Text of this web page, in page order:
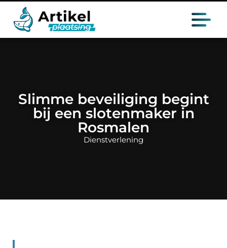
Slimme beveiliging begint
bij een slotenmaker in
Rosmalen
Dienstverlening